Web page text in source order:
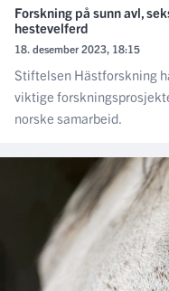
Forskning på sunn avl,
hestevelferd
18. desember 2023, 18:15
Stiftelsen Hästforskning
viktige
norske samarbeid.